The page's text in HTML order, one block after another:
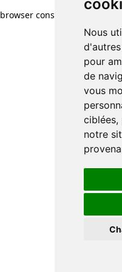
Nous
pour
de
vous
ciblées,
notre
browser console for more